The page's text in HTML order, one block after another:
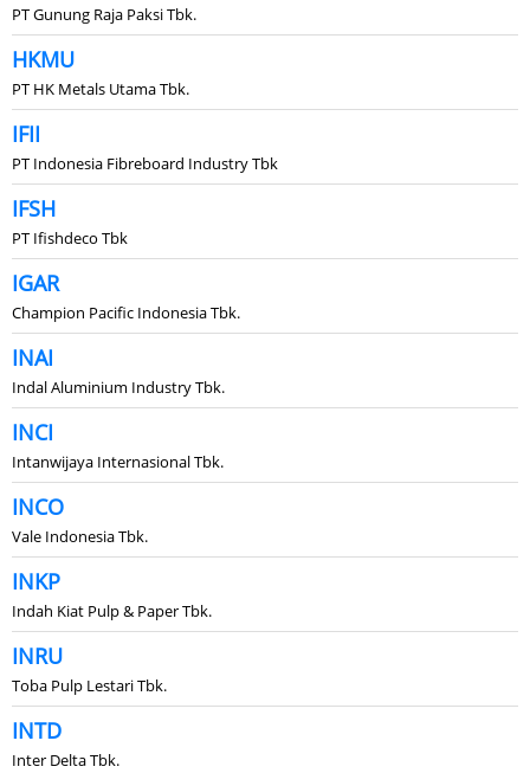
PT Gunung Raja Paksi Tbk.
HKMU
PT HK Metals Utama Tbk.
IFII
PT Indonesia Fibreboard Industry Tbk
IFSH
PT Ifishdeco Tbk
IGAR
Champion Pacific Indonesia Tbk.
INAI
Indal Aluminium Industry Tbk.
INCI
Intanwijaya Internasional Tbk.
INCO
Vale Indonesia Tbk.
INKP
Indah Kiat Pulp & Paper Tbk.
INRU
Toba Pulp Lestari Tbk.
INTD
Inter Delta Tbk.